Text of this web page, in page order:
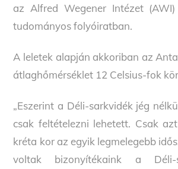
az Alfred Wegener Intézet
tudományos folyóiratban.
A leletek alapján akkoriban az
átlaghőmérséklet 12 Celsius-fok
„Eszerint a Déli-sarkvidék jég
csak feltételezni lehetett. Csak
kréta kor az egyik legmelegebb
voltak bizonyítékaink a Déli-